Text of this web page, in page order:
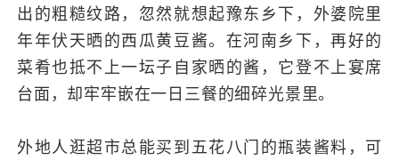
出的粗糙纹路，忽然就想起豫东乡下，外婆院里
年年伏天晒的西瓜黄豆酱。在河南乡下，再好的
菜肴也抵不上一坛子自家晒的酱，它登不上宴席
台面，却牢牢嵌在一日三餐的细碎光景里。
外地人逛超市总能买到五花八门的瓶装酱料，可